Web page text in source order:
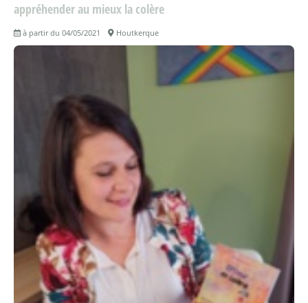
appréhender au mieux la colère
à partir du 04/05/2021 Houtkerque